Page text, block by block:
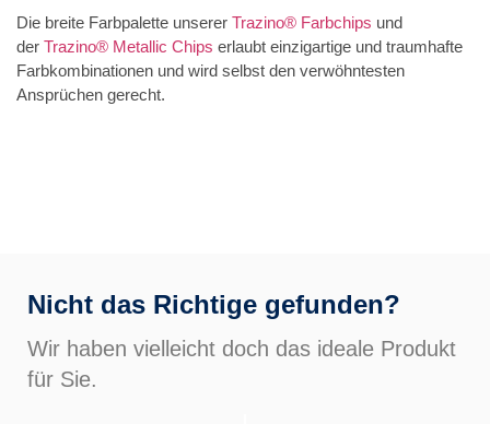
Die breite Farbpalette unserer Trazino® Farbchips und
der Trazino® Metallic Chips erlaubt einzigartige und traumhafte
Farbkombinationen und wird selbst den verwöhntesten
Ansprüchen gerecht.
Nicht das Richtige gefunden?
Wir haben vielleicht doch das ideale Produkt
für Sie.